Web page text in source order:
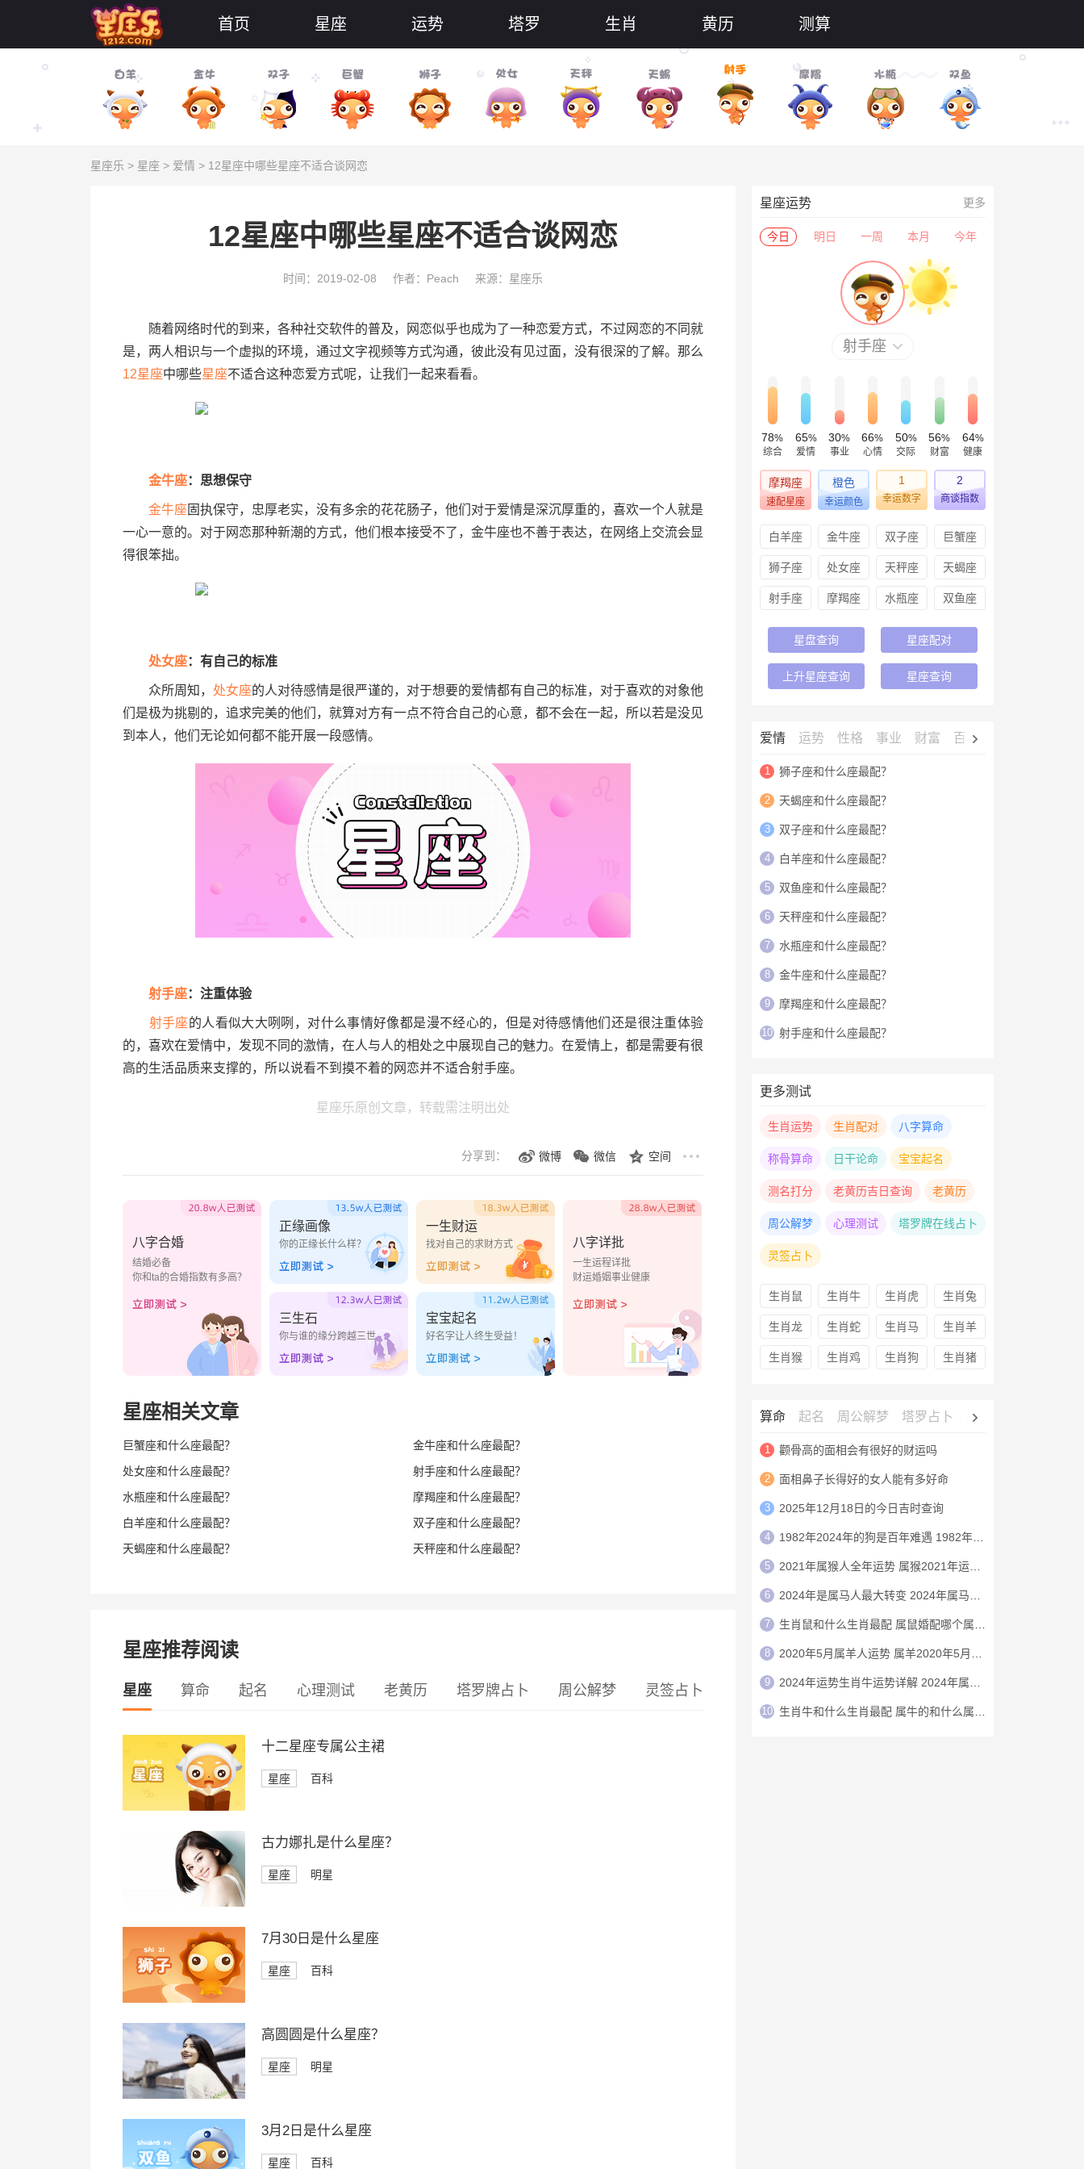
首页 星座 运势 塔罗 生肖 黄历 测算
星座乐 > 星座 > 爱情 > 12星座中哪些星座不适合谈网恋
12星座中哪些星座不适合谈网恋
时间：2019-02-08 作者：Peach 来源：星座乐
随着网络时代的到来，各种社交软件的普及，网恋似乎也成为了一种恋爱方式，不过网恋的不同就
是，两人相识与一个虚拟的环境，通过文字视频等方式沟通，彼此没有见过面，没有很深的了解。那么
12星座中哪些星座不适合这种恋爱方式呢，让我们一起来看看。
金牛座：思想保守
金牛座固执保守，忠厚老实，没有多余的花花肠子，他们对于爱情是深沉厚重的，喜欢一个人就是
一心一意的。对于网恋那种新潮的方式，他们根本接受不了，金牛座也不善于表达，在网络上交流会显
得很笨拙。
处女座：有自己的标准
众所周知， 处女座的人对待感情是很严谨的，对于想要的爱情都有自己的标准，对于喜欢的对象他
们是极为挑剔的，追求完美的他们，就算对方有一点不符合自己的心意，都不会在一起，所以若是没见
到本人，他们无论如何都不能开展一段感情。
射手座：注重体验
射手座的人看似大大咧咧，对什么事情好像都是漫不经心的，但是对待感情他们还是很注重体验
的，喜欢在爱情中，发现不同的激情，在人与人的相处之中展现自己的魅力。在爱情上，都是需要有很
高的生活品质来支撑的，所以说看不到摸不着的网恋并不适合射手座。
星座乐原创文章，转载需注明出处
分享到： 微博 微信 空间
八字合婚
结婚必备
你和ta的合婚指数有多高？
正缘画像
你的正缘长什么样？
一生财运
找对自己的求财方式
三生石
你与谁的缘分跨越三世
宝宝起名
好名字让人终生受益！
八字详批
一生运程详批
财运婚姻事业健康
星座相关文章
巨蟹座和什么座最配？
金牛座和什么座最配？
处女座和什么座最配？
射手座和什么座最配？
水瓶座和什么座最配？
摩羯座和什么座最配？
白羊座和什么座最配？
双子座和什么座最配？
天蝎座和什么座最配？
天秤座和什么座最配？
星座推荐阅读
星座 算命 起名 心理测试 老黄历 塔罗牌占卜 周公解梦 灵签占卜
十二星座专属公主裙
星座 百科
古力娜扎是什么星座？
星座 明星
7月30日是什么星座
星座 百科
高圆圆是什么星座？
星座 明星
3月2日是什么星座
星座 百科
星座运势 更多
今日 明日 一周 本月 今年
射手座
78%
综合
65%
爱情
30%
事业
66%
心情
50%
交际
56%
财富
64%
健康
摩羯座
速配星座
橙色
幸运颜色
1
幸运数字
2
商谈指数
白羊座 金牛座 双子座 巨蟹座
狮子座 处女座 天秤座 天蝎座
射手座 摩羯座 水瓶座 双鱼座
星盘查询 星座配对
上升星座查询 星座查询
爱情 运势 性格 事业 财富 百科
1 狮子座和什么座最配？
2 天蝎座和什么座最配？
3 双子座和什么座最配？
4 白羊座和什么座最配？
5 双鱼座和什么座最配？
6 天秤座和什么座最配？
7 水瓶座和什么座最配？
8 金牛座和什么座最配？
9 摩羯座和什么座最配？
10 射手座和什么座最配？
更多测试
生肖运势 生肖配对 八字算命
称骨算命 日干论命 宝宝起名
测名打分 老黄历吉日查询 老黄历
周公解梦 心理测试 塔罗牌在线占卜
灵签占卜
生肖鼠 生肖牛 生肖虎 生肖兔
生肖龙 生肖蛇 生肖马 生肖羊
生肖猴 生肖鸡 生肖狗 生肖猪
算命 起名 周公解梦 塔罗占卜 心理测试
1 颧骨高的面相会有很好的财运吗
2 面相鼻子长得好的女人能有多好命
3 2025年12月18日的今日吉时查询
4 1982年2024年的狗是百年难遇 1982年的狗在2024年怎么样
5 2021年属猴人全年运势 属猴2021年运势及运程
6 2024年是属马人最大转变 2024年属马人的全年运势
7 生肖鼠和什么生肖最配 属鼠婚配哪个属相最好
8 2020年5月属羊人运势 属羊2020年5月运程
9 2024年运势生肖牛运势详解 2024年属牛人的全年运势详解
10 生肖牛和什么生肖最配 属牛的和什么属相最配